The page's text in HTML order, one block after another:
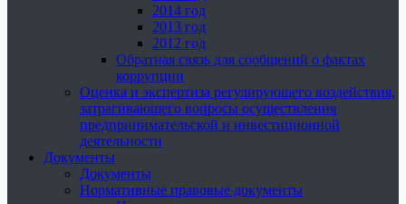
2014 год
2013 год
2012 год
Обратная связь для сообщений о фактах
коррупции
Оценка и экспертиза регулирующего воздействия,
затрагивающего вопросы осуществления
предпринимательской и инвестиционной
деятельности
Документы
Документы
Нормативные правовые документы